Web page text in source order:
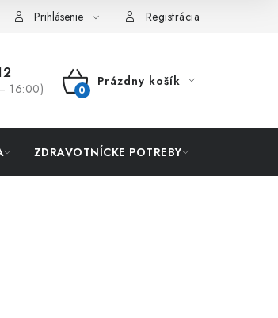
Prihlásenie Registrácia
16:00)
NÁKUPNÝ
Prázdny košík
ZDRAVOTNÍCKE POTREBY